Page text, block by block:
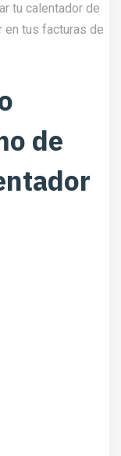
tu calentador de
en tus facturas de
de